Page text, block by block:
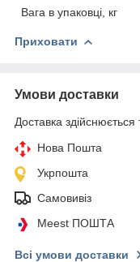
Вага в упаковці, кг
Приховати
Умови доставки
Доставка здійснюється
Нова Пошта
Укрпошта
Самовивіз
Meest ПОШТА
Всі умови доставки